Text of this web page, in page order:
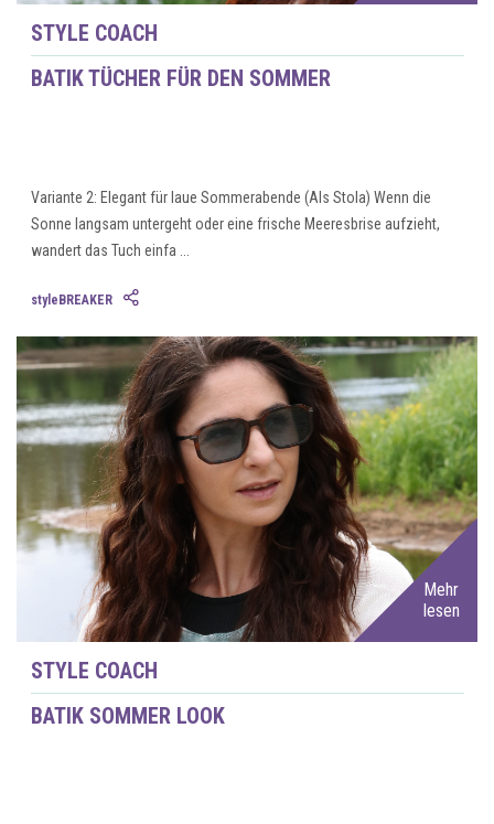
STYLE COACH
BATIK TÜCHER FÜR DEN SOMMER
Variante 2: Elegant für laue Sommerabende (Als Stola) Wenn die
Sonne langsam untergeht oder eine frische Meeresbrise aufzieht,
wandert das Tuch einfa ...
styleBREAKER
Mehr
lesen
STYLE COACH
BATIK SOMMER LOOK